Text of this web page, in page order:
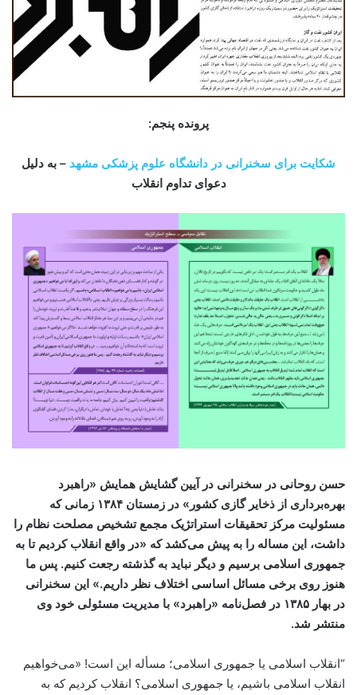
پرونده پنجم:
شکایت برای سخنرانی در دانشگاه علوم پزشکی مشهد – به دلیل
دعوای تداوم انقلاب
حسن روحانی در سخنرانی در آیین گشایش همایش «راهبرد
بهره‌برداری از ذخایر گازی کشور» در زمستان ۱۳۸۴ زمانی که
مسئولیت مرکز تحقیقات استراتژیک مجمع تشخیص مصلحت نظام را
داشت، این مساله را به پیش می‌کشد که «در واقع انقلاب کردیم تا به
جمهوری اسلامی برسیم و دیگر نباید به گذشته رجعت کنیم. پس ما
هنوز روی برخی مسائل اساسی اختلاف نظر داریم.» این سخنرانی
در بهار ۱۳۸۵ در فصل‌نامه «راهبرد
» با مدیریت مسئولی خود وی
منتشر شد.
“انقلاب اسلامی یا جمهوری اسلامی؛ مسأله این است! «می‌خواهیم
انقلاب اسلامی باشیم، یا جمهوری اسلامی؟ انقلاب کردیم که به